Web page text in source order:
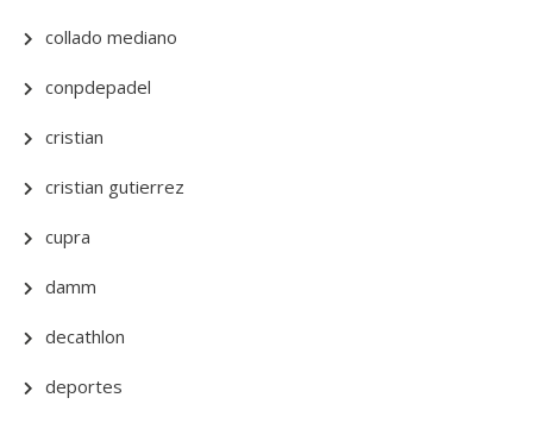
collado mediano
conpdepadel
cristian
cristian gutierrez
cupra
damm
decathlon
deportes